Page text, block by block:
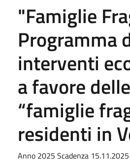
"Famiglie
Programma
interventi
a favore delle
“famiglie
residenti in
Anno 2025 Scadenza 15.11.2025